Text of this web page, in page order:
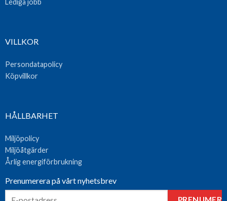
VILLKOR
Persondatapolicy
Köpvillkor
HÅLLBARHET
Miljöpolicy
Miljöåtgärder
Årlig energiförbrukning
Prenumerera på vårt nyhetsbrev